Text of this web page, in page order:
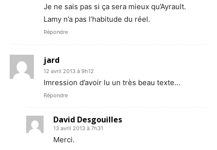
Je ne sais pas si ça sera mieux qu’Ayrault.
Lamy n’a pas l’habitude du réel.
Répondre
jard
12 avril 2013 à 9h12
Imression d’avoir lu un très beau texte…
Répondre
David Desgouilles
13 avril 2013 à 7h31
Merci.